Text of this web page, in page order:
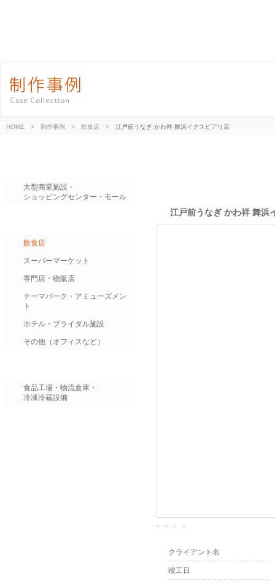
HOME > 制作事例 > 飲食店 > 江戸前うなぎ かわ祥 舞浜イクスピアリ店
江戸前うなぎ かわ祥 舞浜
クライアント名
竣工日
大型商業施設・
ショッピングセンター・モール
飲食店
スーパーマーケット
専門店・物販店
テーマパーク・アミューズメン
ト
ホテル・ブライダル施設
その他（オフィスなど）
食品工場・物流倉庫・
冷凍冷蔵設備